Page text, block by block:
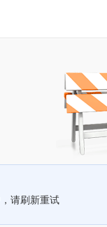
请刷新重试